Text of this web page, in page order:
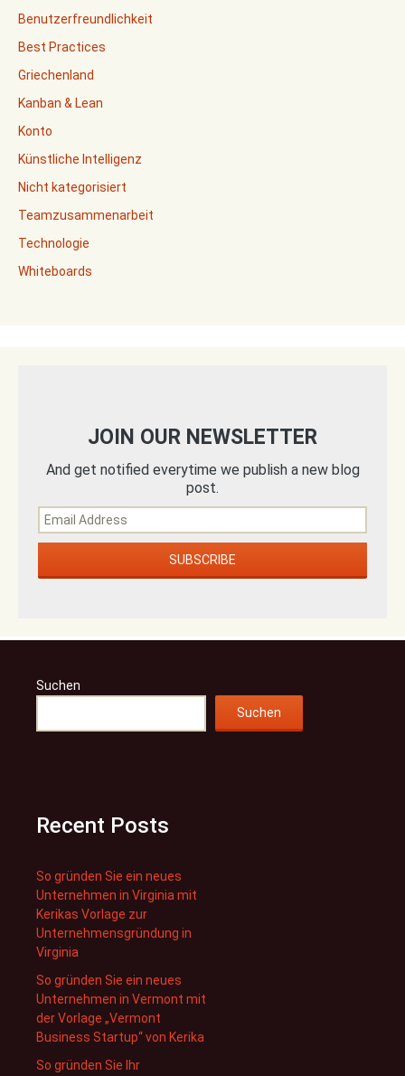
Benutzerfreundlichkeit
Best Practices
Griechenland
Kanban & Lean
Konto
Künstliche Intelligenz
Nicht kategorisiert
Teamzusammenarbeit
Technologie
Whiteboards
JOIN OUR NEWSLETTER
And get notified everytime we publish a new blog
post.
Suchen
Suchen
Recent Posts
So gründen Sie ein neues
Unternehmen in Virginia mit
Kerikas Vorlage zur
Unternehmensgründung in
Virginia
So gründen Sie ein neues
Unternehmen in Vermont mit
der Vorlage „Vermont
Business Startup“ von Kerika
So gründen Sie Ihr